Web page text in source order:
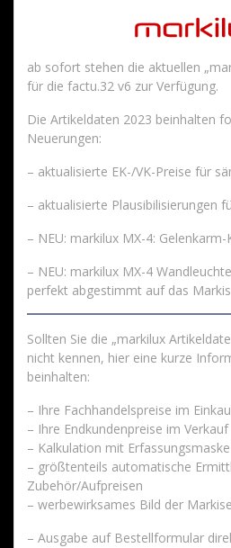
ab sofort stehen die aktuellen
für die factu.32 v6 zur Verfügung.
Die Artikeldaten 2023 beinhalten
Neuerungen:
– aktualisierte EK-/VK-Preise für
– aktualisierte Plausibilisierungen
– NEU: markilux MX-4:
– NEU: markilux MX-4
perfekt abgestimmt auf das
Sollten Sie die „markilux
nicht kennen, hier eine kurze
beinhalten:
– Ihre Fachhandelspreise im
– Ihre Endkundenpreise im Verkauf
– Kalkulation mit
– größtenteils automatische
Zubehör/Aufpreisen
– werbewirksames Bild der
– Ausgabe auf Bestellformular